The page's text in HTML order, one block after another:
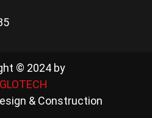
© 2024 by
& Construction